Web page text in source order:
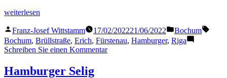
„Hamburger
weiterlesen
Veröffentlicht
von
Franz-Josef Wittstamm 17/02/202221/06/2022
Veröffentlicht
in
Bochum
Bochum, Brüllstraße, Erich, Fürstenau, Hamburger, Riga
Schreiben Sie einen Kommentarzu
Hamburger Selig